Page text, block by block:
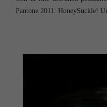
Pantone 2011: HoneySuckle!